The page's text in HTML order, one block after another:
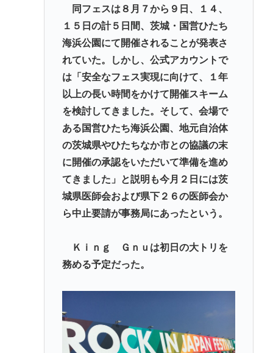
同フェスは８月７から９日、１４、
１５日の計５日間、茨城・国営ひたち
海浜公園にて開催されることが発表さ
れていた。しかし、公式アカウントで
は「安全なフェス実現に向けて、１年
以上の長い時間をかけて開催スキーム
を検討してきました。そして、会場で
ある国営ひたち海浜公園、地元自治体
の茨城県やひたちなか市との協議の末
に開催の承認をいただいて準備を進め
てきました」と説明も今月２日には茨
城県医師会および県下２６の医師会か
ら中止要請が事務局にあったという。
Ｋｉｎｇ Ｇｎｕは初日の大トリを
務める予定だった。